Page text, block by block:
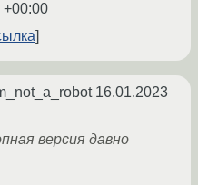
+00:00
16.01.2023
версия давно